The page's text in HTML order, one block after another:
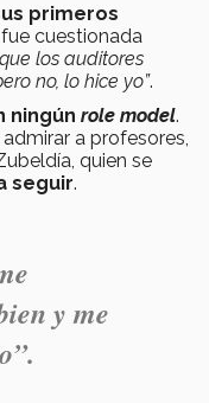
primeros
cuestionada
los auditores
no, lo hice yo”.
ningún role model.
a profesores,
quien se
seguir.
y me